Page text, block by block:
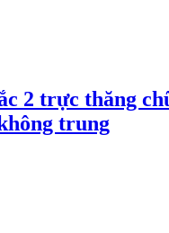
2 trực thăng
trung